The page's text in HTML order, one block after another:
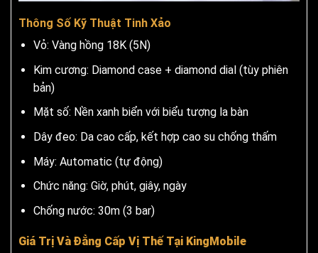
Thông Số Kỹ Thuật Tinh Xảo
Vỏ: Vàng hồng 18K (5N)
Kim cương: Diamond case + diamond dial (tùy phiên
bản)
Mặt số: Nền xanh biển với biểu tượng la bàn
Dây đeo: Da cao cấp, kết hợp cao su chống thấm
Máy: Automatic (tự động)
Chức năng: Giờ, phút, giây, ngày
Chống nước: 30m (3 bar)
Giá Trị Và Đẳng Cấp Vị Thế Tại KingMobile